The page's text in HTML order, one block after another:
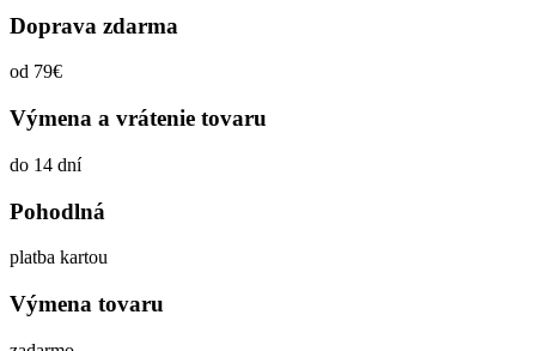
Doprava zdarma
od 79€
Výmena a vrátenie tovaru
do 14 dní
Pohodlná
platba kartou
Výmena tovaru